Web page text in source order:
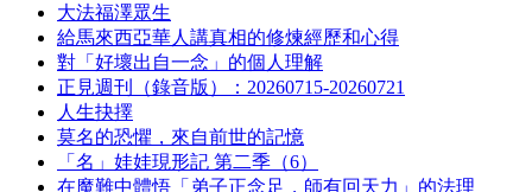
大法福澤眾生
給馬來西亞華人講真相的修煉經歷和心得
對「好壞出自一念」的個人理解
正見週刊（錄音版）：20260715-20260721
人生抉擇
莫名的恐懼，來自前世的記憶
「名」娃娃現形記 第二季（6）
在魔難中體悟「弟子正念足，師有回天力」的法理